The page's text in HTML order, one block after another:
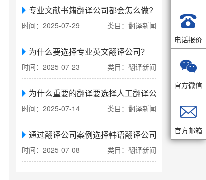
专业文献书籍翻译公司都会怎么做?
时间：2025-07-29 类目：翻译新闻
为什么要选择专业英文翻译公司？
时间：2025-07-23 类目：翻译新闻
为什么重要的翻译要选择人工翻译公司
时间：2025-07-14 类目：翻译新闻
通过翻译公司案例选择韩语翻译公司
时间：2025-07-08 类目：翻译新闻

电话报价

官方微信

官方邮箱